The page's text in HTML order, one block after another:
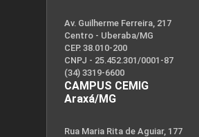
Av. Guilherme Ferreira, 217
Centro - Uberaba/MG
CEP. 38.010-200
CNPJ - 25.452.301/0001-87
(34) 3319-6600
CAMPUS CEMIG
Araxá/MG
Rua Maria Rita de Aguiar, 177